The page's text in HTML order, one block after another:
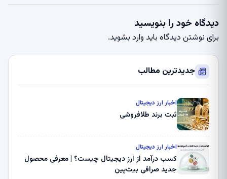
دیدگاه خود را بنویسید
برای نوشتن دیدگاه باید وارد بشوید.
جدیدترین مطالب
اخبار ارز دیجیتال
ثبت برند طلافروشی
اخبار ارز دیجیتال
کسب درآمد از ارز دیجیتال چیست؟ | معرفی محصول
جدید صرافی بیت‌پین